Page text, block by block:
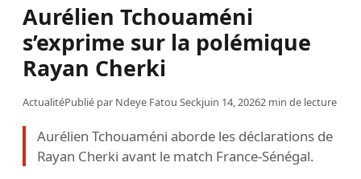
Aurélien Tchouaméni
s’exprime sur la polémique
Rayan Cherki
ActualitéPublié par Ndeye Fatou Seckjuin 14, 20262 min de lecture
Aurélien Tchouaméni aborde les déclarations de
Rayan Cherki avant le match France-Sénégal.